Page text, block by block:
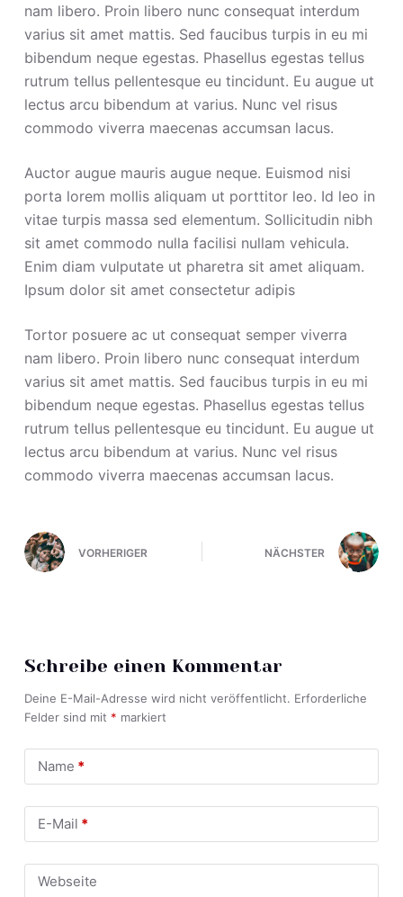
nam libero. Proin libero nunc consequat interdum
varius sit amet mattis. Sed faucibus turpis in eu mi
bibendum neque egestas. Phasellus egestas tellus
rutrum tellus pellentesque eu tincidunt. Eu augue ut
lectus arcu bibendum at varius. Nunc vel risus
commodo viverra maecenas accumsan lacus.
Auctor augue mauris augue neque. Euismod nisi
porta lorem mollis aliquam ut porttitor leo. Id leo in
vitae turpis massa sed elementum. Sollicitudin nibh
sit amet commodo nulla facilisi nullam vehicula.
Enim diam vulputate ut pharetra sit amet aliquam.
Ipsum dolor sit amet consectetur adipis
Tortor posuere ac ut consequat semper viverra
nam libero. Proin libero nunc consequat interdum
varius sit amet mattis. Sed faucibus turpis in eu mi
bibendum neque egestas. Phasellus egestas tellus
rutrum tellus pellentesque eu tincidunt. Eu augue ut
lectus arcu bibendum at varius. Nunc vel risus
commodo viverra maecenas accumsan lacus.
VORHERIGER NÄCHSTER
Schreibe einen Kommentar
Deine E-Mail-Adresse wird nicht veröffentlicht. Erforderliche
Felder sind mit * markiert
Name *
E-Mail *
Webseite